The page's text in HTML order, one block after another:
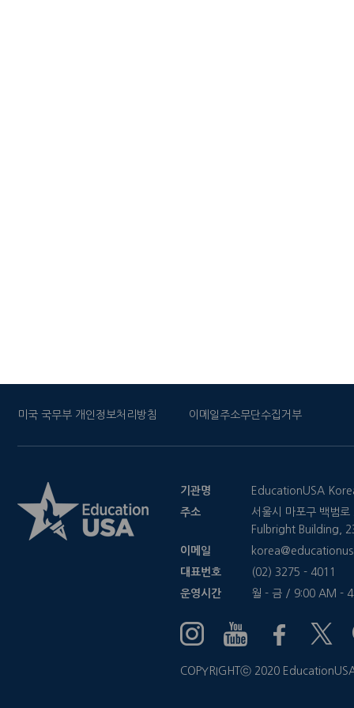
미국 국무부 개인정보처리방침 이메일주소무단수집거부
기관명
EducationUSA
주소
서울시 마포구 백범
Fulbright Building,
이메일
대표번호
(02) 3275 - 4011
운영시간
월 - 금 / 9:00 AM -
COPYRIGHTⓒ 2020